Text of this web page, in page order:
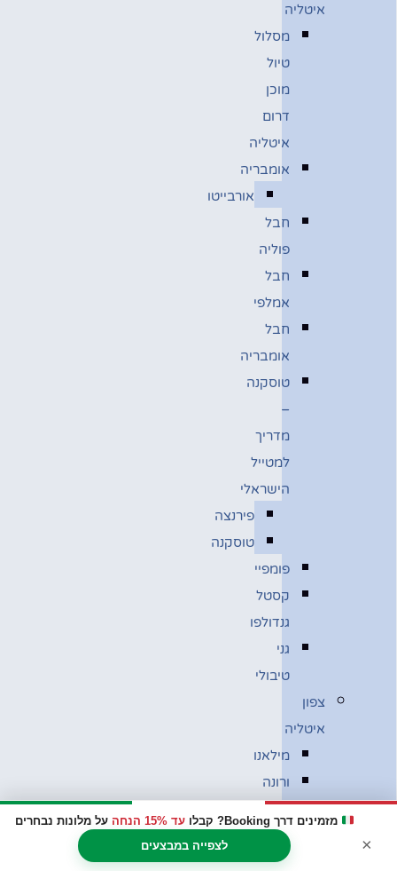
מזמינים דרך Booking? קבלו עד 15% הנחה
על מלונות נבחרים
לצפייה במבצעים
×
איטליה
מסלול
טיול
מוכן
דרום
איטליה
אומבריה
אורבייטו
חבל
פוליה
חבל
אמלפי
חבל
אומבריה
טוסקנה
–
מדריך
למטייל
הישראלי
פירנצה
טוסקנה
פומפיי
קסטל
גנדולפו
גני
טיבולי
צפון
איטליה
מילאנו
ורונה
ונציה
בולוניה
מוזיאון